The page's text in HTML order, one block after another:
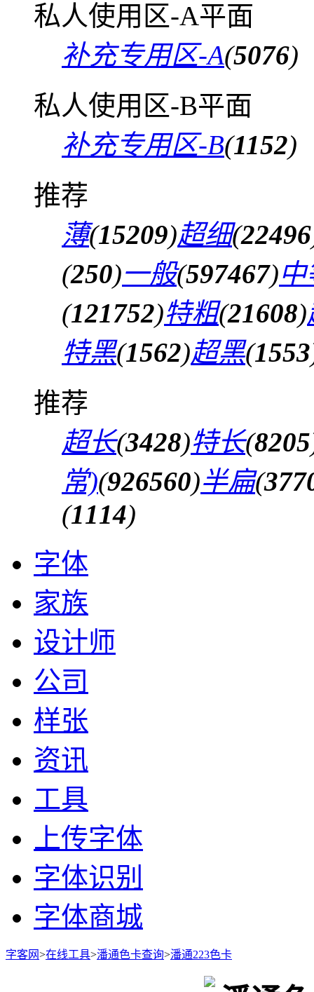
私人使用区-A平面
补充专用区-A(5076)
私人使用区-B平面
补充专用区-B(1152)
推荐
薄(15209)超细(22496
(250)一般(597467)
(121752)特粗(21608)
特黑(1562)超黑(1553
推荐
超长(3428)特长(8205
常)(926560)半扁(
(1114)
字体
家族
设计师
公司
样张
资讯
工具
上传字体
字体识别
字体商城
字客网>在线工具>潘通色卡查询>潘通223色卡